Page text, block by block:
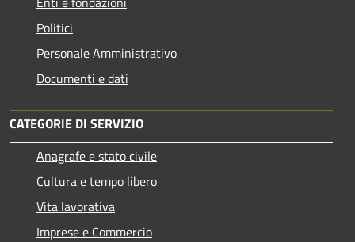
Politici
Personale Amministrativo
Documenti e dati
CATEGORIE DI SERVIZIO
Anagrafe e stato civile
Cultura e tempo libero
Vita lavorativa
Imprese e Commercio